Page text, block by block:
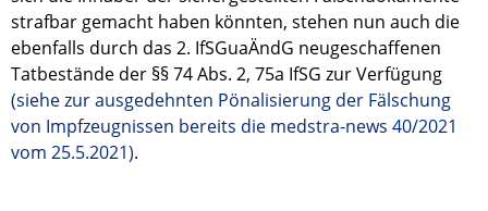
strafbar gemacht haben könnten, stehen nun auch die
ebenfalls durch das 2. IfSGuaÄndG neugeschaffenen
Tatbestände der §§ 74 Abs. 2, 75a IfSG zur Verfügung
(siehe zur ausgedehnten Pönalisierung der Fälschung
von Impfzeugnissen bereits die medstra-news 40/2021
vom 25.5.2021).